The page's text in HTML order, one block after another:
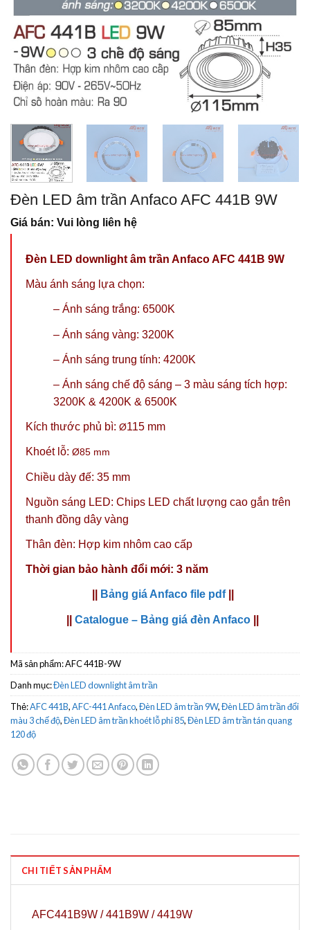
Đèn LED âm trần Anfaco AFC 441B 9W
Giá bán: Vui lòng liên hệ
Đèn LED downlight âm trần Anfaco AFC 441B 9W
Màu ánh sáng lựa chọn:
– Ánh sáng trắng: 6500K
– Ánh sáng vàng: 3200K
– Ánh sáng trung tính: 4200K
– Ánh sáng chế độ sáng – 3 màu sáng tích hợp:
3200K & 4200K & 6500K
Kích thước phủ bì: Ø115 mm
Khoét lỗ: Ø85 mm
Chiều dày đế: 35 mm
Nguồn sáng LED: Chips LED chất lượng cao gắn trên
thanh đồng dây vàng
Thân đèn: Hợp kim nhôm cao cấp
Thời gian bảo hành đổi mới: 3 năm
Bảng giá Anfaco file pdf
Catalogue – Bảng giá đèn Anfaco
Mã sản phẩm:AFC 441B-9W
Danh mục:Đèn LED downlight âm trần
Thẻ:AFC 441B,AFC-441 Anfaco,Đèn LED âm trần 9W,Đèn LED âm trần đổi
màu 3 chế độ,Đèn LED âm trần khoét lỗ phi 85,Đèn LED âm trần tán quang
120 độ
CHI TIẾT SẢN PHẨM
AFC441B9W / 441B9W / 4419W